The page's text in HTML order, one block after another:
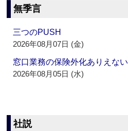
無季言
三つのPUSH
2026年08月07日 (金)
窓口業務の保険外化ありえない
2026年08月05日 (水)
社説